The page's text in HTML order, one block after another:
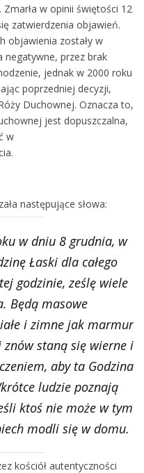
w opinii świętości 12
zatwierdzenia objawień.
objawienia zostały w
negatywne, przez brak
jednak w 2000 roku
poprzedniej decyzji,
Duchownej. Oznacza to,
jest dopuszczalna,
w
następujące słowa:
w dniu 8 grudnia, w
Łaski dla całego
godzinie, ześlę wiele
Będą masowe
i zimne jak marmur
znów staną się wierne i
aby ta Godzina
ludzie poznają
ktoś nie może w tym
modli się w domu.
kościół autentyczności